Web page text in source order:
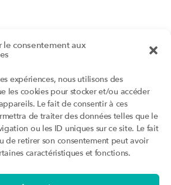
le consentement aux
expériences, nous utilisons des
les cookies pour stocker et/ou accéder
Le fait de consentir à ces
de traiter des données telles que le
ou les ID uniques sur ce site. Le fait
de retirer son consentement peut avoir
caractéristiques et fonctions.
?
Portails
Annuaire DU/DIU
Archimede.fr
Ebmfrance.net
Toutes les recos
Certificats-absurdes.fr
la contraception dite masculine